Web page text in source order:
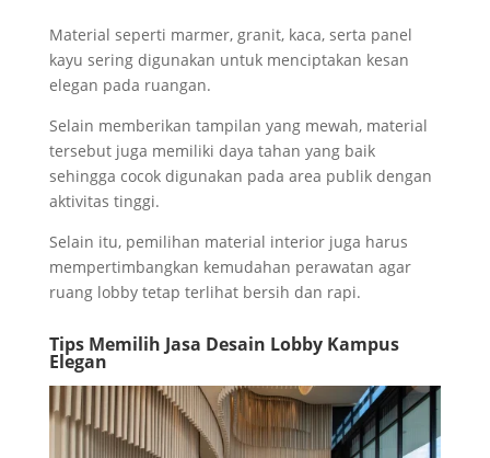
Material seperti marmer, granit, kaca, serta panel
kayu sering digunakan untuk menciptakan kesan
elegan pada ruangan.
Selain memberikan tampilan yang mewah, material
tersebut juga memiliki daya tahan yang baik
sehingga cocok digunakan pada area publik dengan
aktivitas tinggi.
Selain itu, pemilihan material interior juga harus
mempertimbangkan kemudahan perawatan agar
ruang lobby tetap terlihat bersih dan rapi.
Tips Memilih Jasa Desain Lobby Kampus
Elegan